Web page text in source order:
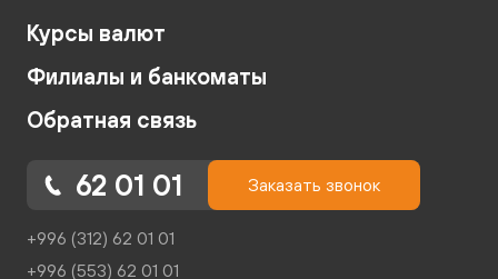
Курсы валют
Филиалы и банкоматы
Обратная связь
62 01 01 Заказать звонок
+996 (312) 62 01 01
+996 (553) 62 01 01